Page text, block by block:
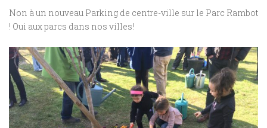
Non à un nouveau Parking de centre-ville sur le Parc Rambot
! Oui aux parcs dans nos villes!